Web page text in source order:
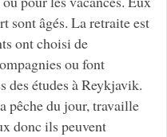
sont âgés. La retraite est
ont choisi de
ou font
des études à Reykjavik.
pêche du jour, travaille
donc ils peuvent